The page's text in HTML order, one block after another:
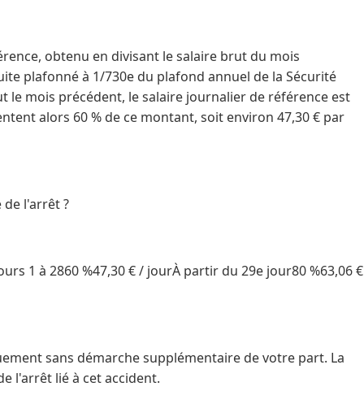
obtenu en divisant le salaire brut du mois
plafonné à 1/730e du plafond annuel de la Sécurité
le mois précédent, le salaire journalier de référence est
alors 60 % de ce montant, soit environ 47,30 € par
l'arrêt ?
1 à 2860 %47,30 € / jourÀ partir du 29e jour80 %63,06 €
sans démarche supplémentaire de votre part. La
l'arrêt lié à cet accident.